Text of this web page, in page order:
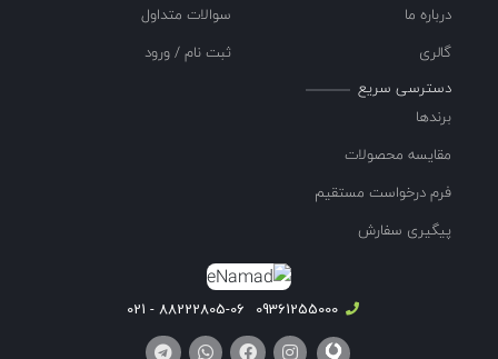
درباره ما
گالری
سوالات متداول
ثبت نام / ورود
دسترسی سریع
برندها
مقایسه محصولات
فرم درخواست مستقیم
پیگیری سفارش
09361255000
88222805-06 - 021